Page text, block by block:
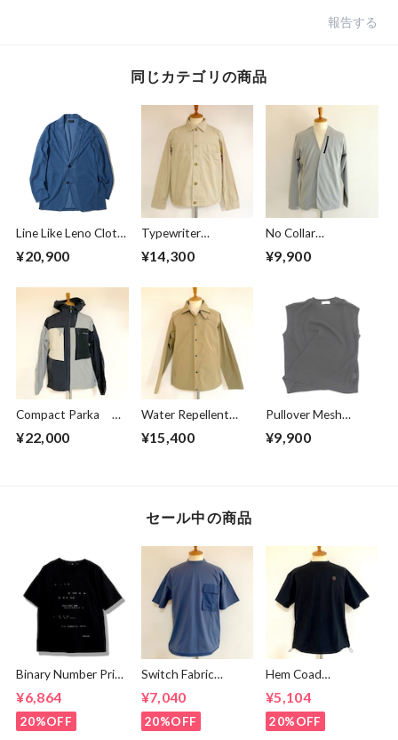
報告する
同じカテゴリの商品
Line Like Leno Cloth
Jacket Blue
¥20,900
Typewriter
Blouson Beige
¥14,300
No Collar
Cardigan Greige
¥9,900
Compact Parka
Crazy Pattern
¥22,000
Water Repellent
Jacket Beige
¥15,400
Pullover Mesh
Vest Black
¥9,900
セール中の商品
Binary Number Print
¥6,864
20%OFF
Switch Fabric
Ash Navy
¥7,040
20%OFF
Hem Coad
shirts Black /
Brown
¥5,104
20%OFF